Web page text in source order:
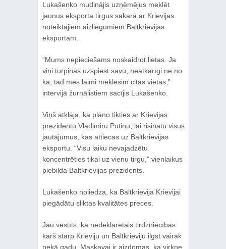
Lukašenko mudinājis uzņēmējus meklēt
jaunus eksporta tirgus sakarā ar Krievijas
noteiktajiem aizliegumiem Baltkrievijas
eksportam.
“Mums nepieciešams noskaidrot lietas. Ja
viņi turpinās uzspiest savu, neatkarīgi ne no
kā, tad mēs laimi meklēsim citās vietās,”
intervijā žurnālistiem sacījis Lukašenko.
Viņš atklāja, ka plāno tikties ar Krievijas
prezidentu Vladimiru Putinu, lai risinātu visus
jautājumus, kas attiecas uz Baltkrievijas
eksportu. “Visu laiku nevajadzētu
koncentrēties tikai uz vienu tirgu,” vienlaikus
piebilda Baltkrievijas prezidents.
Lukašenko noliedza, ka Baltkrievija Krievijai
piegādātu sliktas kvalitātes preces.
Jau vēstīts, ka nedeklarētais tirdzniecības
karš starp Krieviju un Baltkrieviju ilgst vairāk
nekā gadu. Maskavai ir aizdomas, ka virkne